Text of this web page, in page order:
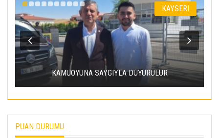
KAYSERI
KAMUOYUNA SAYGIYLA DUYURULUR
PUAN DURUMU